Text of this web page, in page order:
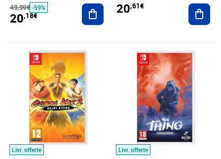
49,99€ -59%
20,18€
Ajouter au panier
20,61€
Livr. offerte
Prix barré 29,99€
Prix 20,77€
Livr. offerte
Prix 21,08€